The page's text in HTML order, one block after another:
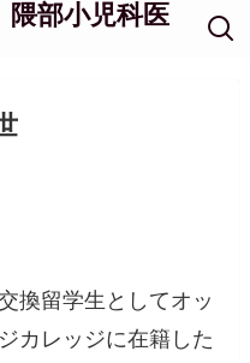
部小児科医
換留学生としてオッ
カレッジに在籍した